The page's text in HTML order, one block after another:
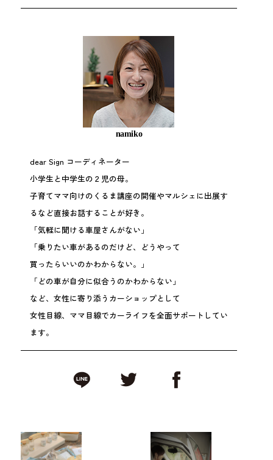
namiko
dear Sign コーディネーター
小学生と中学生の２児の母。
子育てママ向けのくるま講座の開催やマルシェに出展す
るなど直接お話することが好き。
「気軽に聞ける車屋さんがない」
「乗りたい車があるのだけど、どうやって
買ったらいいのかわからない。」
「どの車が自分に似合うのかわからない」
など、女性に寄り添うカーショップとして
女性目線、ママ目線でカーライフを全面サポートしてい
ます。